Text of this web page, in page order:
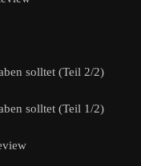
solltet (Teil 2/2)
solltet (Teil 1/2)